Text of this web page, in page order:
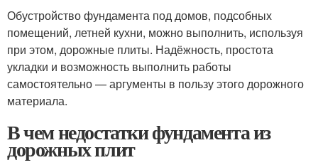
Обустройство фундамента под домов, подсобных
помещений, летней кухни, можно выполнить, используя
при этом, дорожные плиты. Надёжность, простота
укладки и возможность выполнить работы
самостоятельно — аргументы в пользу этого дорожного
материала.
В чем недостатки фундамента из
дорожных плит